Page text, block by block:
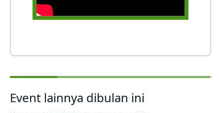
Event lainnya dibulan ini